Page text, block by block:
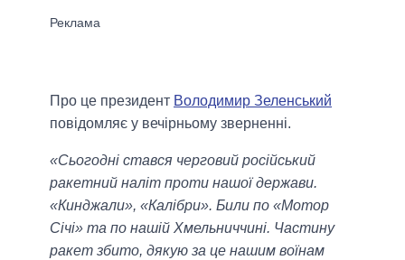
Про це президент Володимир Зеленський
повідомляє у вечірньому зверненні.
«Сьогодні стався черговий російський
ракетний наліт проти нашої держави.
«Кинджали», «Калібри». Били по «Мотор
Січі» та по нашій Хмельниччині. Частину
ракет збито, дякую за це нашим воїнам